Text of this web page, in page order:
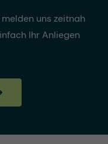
uns zeitnah
Ihr Anliegen